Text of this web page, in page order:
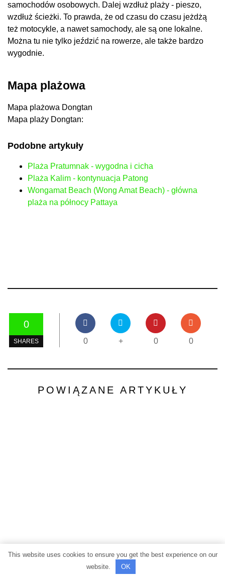
samochodów osobowych. Dalej wzdłuż plaży - pieszo,
wzdłuż ścieżki. To prawda, że ​​od czasu do czasu jeżdżą
też motocykle, a nawet samochody, ale są one lokalne.
Można tu nie tylko jeździć na rowerze, ale także bardzo
wygodnie.
Mapa plażowa
Mapa plażowa Dongtan
Mapa plaży Dongtan:
Podobne artykuły
Plaża Pratumnak - wygodna i cicha
Plaża Kalim - kontynuacja Patong
Wongamat Beach (Wong Amat Beach) - główna
plaża na północy Pattaya
0
SHARES 0 + 0 0
POWIĄZANE ARTYKUŁY
This website uses cookies to ensure you get the best experience on our
website.
OK